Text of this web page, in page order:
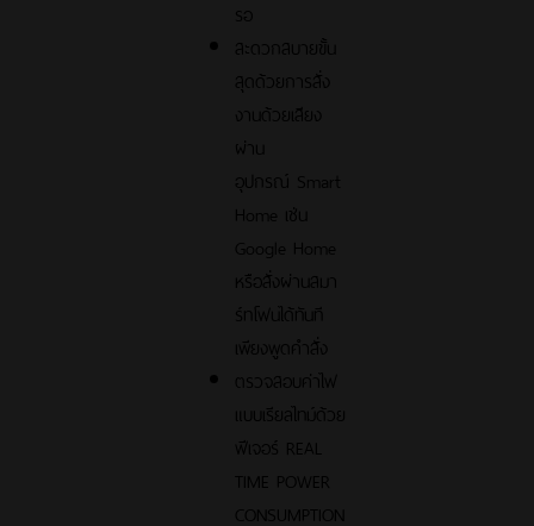
รอ
สะดวกสบายขั้น
สุดด้วยการสั่ง
งานด้วยเสียง
ผ่าน
อุปกรณ์ Smart
Home เช่น
Google Home
หรือสั่งผ่านสมา
ร์ทโฟนได้ทันที
เพียงพูดคำสั่ง
ตรวจสอบค่าไฟ
แบบเรียลไทม์ด้วย
ฟีเจอร์ REAL
TIME POWER
CONSUMPTION